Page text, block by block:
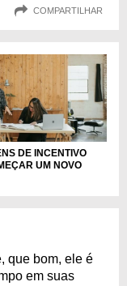
COMPARTILHAR
DE INCENTIVO
UM NOVO
que bom, ele é
em suas